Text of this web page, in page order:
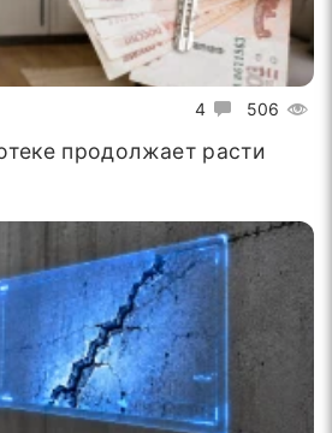
4 506
продолжает расти